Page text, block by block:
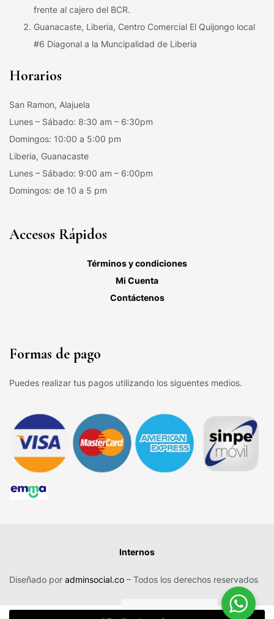
frente al cajero del BCR.
Guanacaste, Liberia, Centro Comercial El Quijongo local
#6 Diagonal a la Muncipalidad de Liberia
Horarios
San Ramon, Alajuela
Lunes – Sábado: 8:30 am – 6:30pm
Domingos: 10:00 a 5:00 pm
Liberia, Guanacaste
Lunes – Sábado: 9:00 am – 6:00pm
Domingos: de 10 a 5 pm
Accesos Rápidos
Términos y condiciones
Mi Cuenta
Contáctenos
Formas de pago
Puedes realizar tus pagos utilizando los siguentes medios.
Diseñado por adminsocial.co – Todos los derechos reservados
Internos